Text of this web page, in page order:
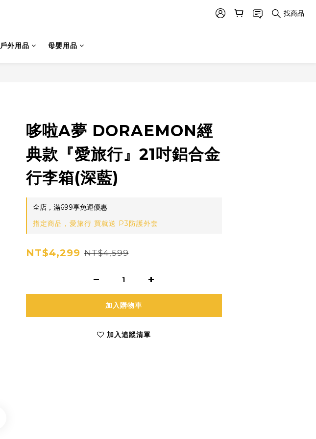
找商品
戶外用品 母嬰用品
哆啦A夢 DORAEMON經
典款『愛旅行』21吋鋁合金
行李箱(深藍)
全店，滿699享免運優惠
指定商品，愛旅行 買就送 P3防護外套
NT$4,299 NT$4,599
加入購物車
加入追蹤清單